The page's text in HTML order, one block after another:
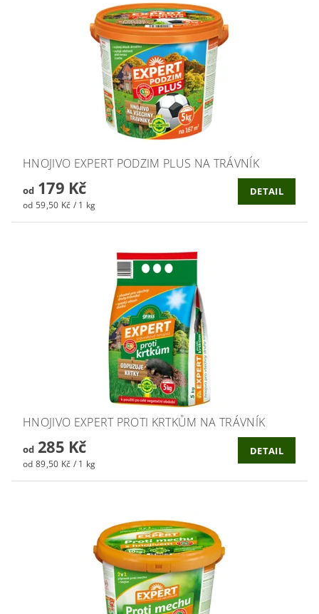
HNOJIVO EXPERT PODZIM PLUS NA TRÁVNÍK
od179 Kč
od 59,50 Kč / 1 kg
DETAIL
HNOJIVO EXPERT PROTI KRTKŮM NA TRÁVNÍK
od285 Kč
od 89,50 Kč / 1 kg
DETAIL